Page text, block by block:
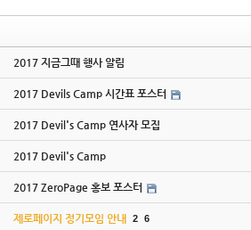
2017 지금그때 행사 알림
2017 Devils Camp 시간표 포스터
2017 Devil's Camp 연사자 모집
2017 Devil's Camp
2017 ZeroPage 홍보 포스터
제로페이지 정기모임 안내 2 6